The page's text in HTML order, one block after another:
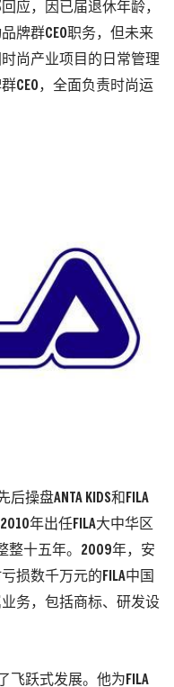
应，因已届退休年龄，
牌群CEO职务，但未来
尚产业项目的日常管理
CEO，全面负责时尚运
操盘ANTA KIDS和FILA
年出任FILA大中华区
整十五年。2009年，安
损数千万元的FILA中国
务，包括商标、研发设
飞跃式发展。他为FILA